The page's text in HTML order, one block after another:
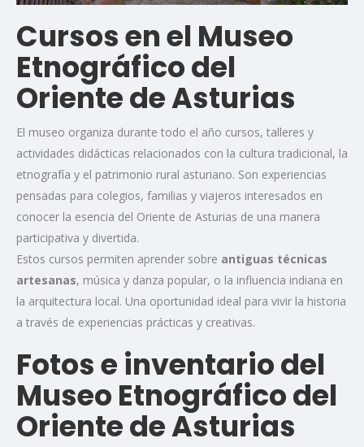
Cursos en el Museo
Etnográfico del
Oriente de Asturias
El museo organiza durante todo el año cursos, talleres y
actividades didácticas relacionados con la cultura tradicional, la
etnografía y el patrimonio rural asturiano. Son experiencias
pensadas para colegios, familias y viajeros interesados en
conocer la esencia del Oriente de Asturias de una manera
participativa y divertida.
Estos cursos permiten aprender sobre antiguas técnicas
artesanas, música y danza popular, o la influencia indiana en
la arquitectura local. Una oportunidad ideal para vivir la historia
a través de experiencias prácticas y creativas.
Fotos e inventario del
Museo Etnográfico del
Oriente de Asturias